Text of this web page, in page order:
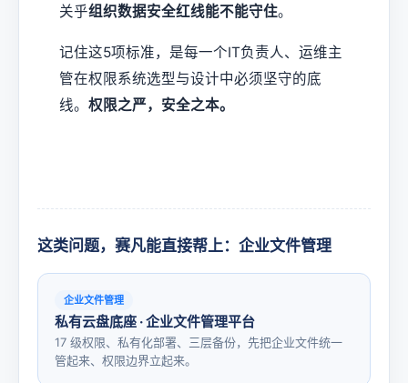
关乎组织数据安全红线能不能守住。
记住这5项标准，是每一个IT负责人、运维主
管在权限系统选型与设计中必须坚守的底
线。 权限之严，安全之本。
这类问题，赛凡能直接帮上：企业文件管理
企业文件管理
私有云盘底座 · 企业文件管理平台
17 级权限、私有化部署、三层备份，先把企业文件统一
管起来、权限边界立起来。